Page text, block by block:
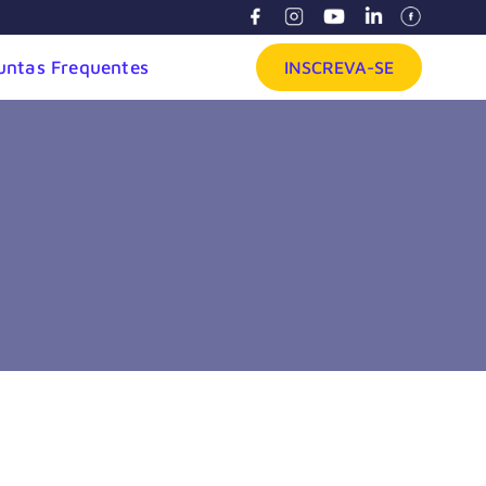
Frequentes INSCREVA-SE